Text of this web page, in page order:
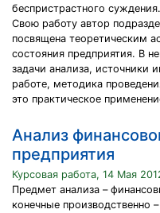
беспристрастного суждения.
Свою работу автор
посвящена теоретическим
состояния предприятия. В
задачи анализа, источники
работе, методика
это практическое
Анализ
предприятия
Курсовая работа, 14 Мая
Предмет анализа –
конечные производственно